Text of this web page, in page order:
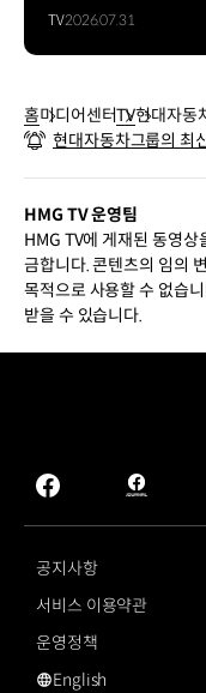
TV2026.07.31
홈미디어센터TV현대자동
현대자동차그룹의 최
HMG TV 운영팀
HMG TV에 게재된 동영상
금합니다. 콘텐츠의 임의
목적으로 사용할 수 없습
받을 수 있습니다.
facebook
hmg
journal
공지사항
서비스 이용약관
운영정책
English